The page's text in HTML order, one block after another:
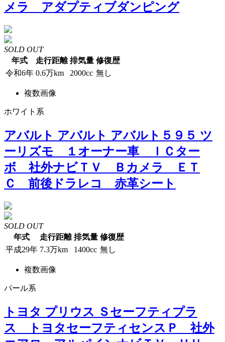
メラ アダプティブダンピング
SOLD OUT
年式
走行距離 排気量 修復歴
令和6年 0.6万km 2000cc 無し
複数画像
ホワイト系
アバルト アバルト アバルト５９５ ツ
ーリズモ １オーナー車 ＩＣター
ボ 社外ナビＴＶ Ｂカメラ ＥＴ
Ｃ 前後ドラレコ 赤革シート
SOLD OUT
年式
走行距離 排気量 修復歴
平成29年 7.3万km 1400cc 無し
複数画像
パール系
トヨタ プリウス Ｓセーフティプラ
ス トヨタセーフティセンスＰ 社外